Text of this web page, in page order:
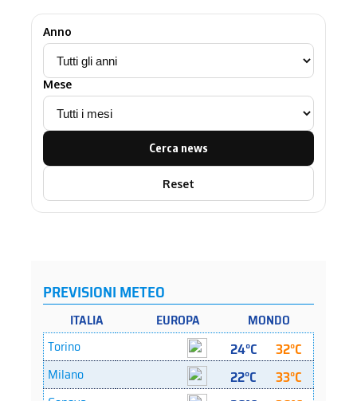
Anno
Mese
Cerca news
Reset